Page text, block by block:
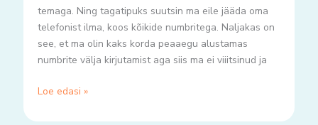
temaga. Ning tagatipuks suutsin ma eile jääda oma
telefonist ilma, koos kõikide numbritega. Naljakas on
see, et ma olin kaks korda peaaegu alustamas
numbrite välja kirjutamist aga siis ma ei viiitsinud ja
Loe edasi »